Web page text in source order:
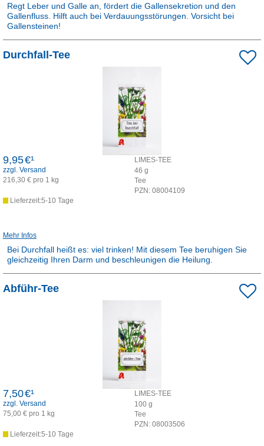
Regt Leber und Galle an, fördert die Gallensekretion und den
Gallenfluss. Hilft auch bei Verdauungsstörungen. Vorsicht bei
Gallensteinen!
Dieses Produkt ist apothekenpflichtig und wird in der Apotheke für
Durchfall-Tee
LIMES-TEE
46 g
Tee
PZN: 08004109
9,95€¹
zzgl. Versand
216,30 € pro 1 kg
Lieferzeit:5-10 Tage
Mehr Infos
Bei Durchfall heißt es: viel trinken! Mit diesem Tee beruhigen Sie
gleichzeitig Ihren Darm und beschleunigen die Heilung.
Dieses Produkt ist apothekenpflichtig und wird in der Apotheke für
Abführ-Tee
LIMES-TEE
100 g
Tee
PZN: 08003506
7,50€¹
zzgl. Versand
75,00 € pro 1 kg
Lieferzeit:5-10 Tage